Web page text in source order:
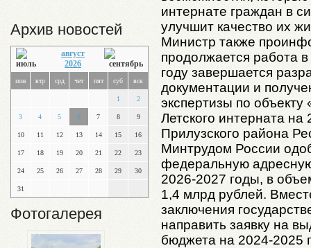
Архив новостей
август
2026
пон втр срд чет пят суб вск
1 2
3 4 5 6 7 8 9
10 11 12 13 14 15 16
17 18 19 20 21 22 23
24 25 26 27 28 29 30
31
Фотогалерея
интернате граждан в
улучшит качество их
Министр также
продолжается работа
году завершается
документации и
экспертизы по объекту
Летского интерната
Прилузского района
Минтрудом России
федеральную
2026-2027 годы, в
1,4 млрд рублей.
заключения
направить заявку на
бюджета на 2024-2025